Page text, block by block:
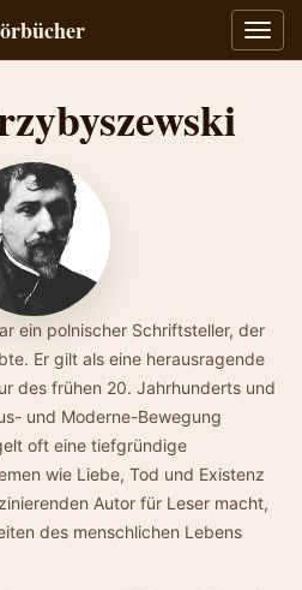
ein polnischer Schriftsteller, der
Er gilt als eine herausragende
des frühen 20. Jahrhunderts und
und Moderne-Bewegung
oft eine tiefgründige
wie Liebe, Tod und Existenz
Autor für Leser macht,
des menschlichen Lebens